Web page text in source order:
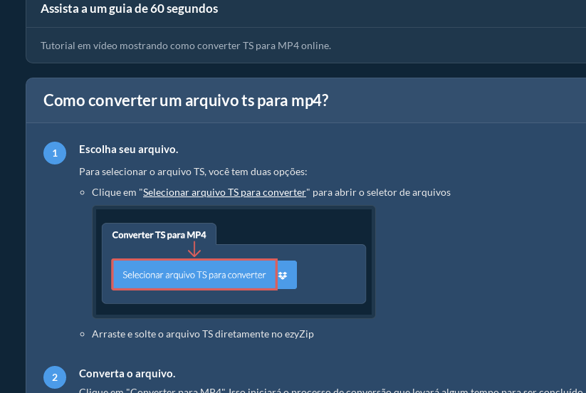
Assista a um guia de 60 segundos
Como converter TS para MP4 (Guia simples)
Tutorial em vídeo mostrando como converter TS para MP4 online.
Como converter um arquivo ts para mp4?
Escolha seu arquivo.
Para selecionar o arquivo TS, você tem duas opções:
Clique em "Selecionar arquivo TS para converter" para abrir o seletor de arquivos
Arraste e solte o arquivo TS diretamente no ezyZip
Converta o arquivo.